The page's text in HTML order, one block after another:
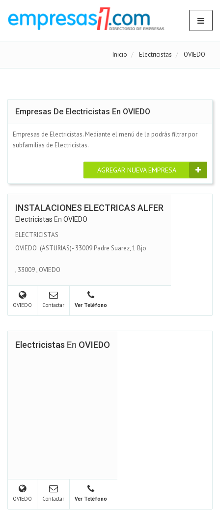
Inicio Electricistas OVIEDO
Empresas De Electricistas En OVIEDO
Empresas de Electricistas. Mediante el menú de la podrás filtrar por
subfamilias de Electricistas.
AGREGAR NUEVA EMPRESA
INSTALACIONES ELECTRICAS ALFER
Electricistas En OVIEDO
ELECTRICISTAS
OVIEDO (ASTURIAS)- 33009 Padre Suarez, 1 Bjo
, 33009, OVIEDO
OVIEDO Contactar Ver Teléfono
Electricistas En OVIEDO
OVIEDO Contactar Ver Teléfono